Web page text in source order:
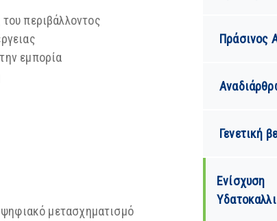
περιβάλλοντος
εμπορία
μετασχηματισμό
Πράσινος
Γενετική
Ενίσχυση